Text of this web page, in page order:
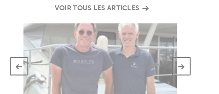
VOIR TOUS LES ARTICLES